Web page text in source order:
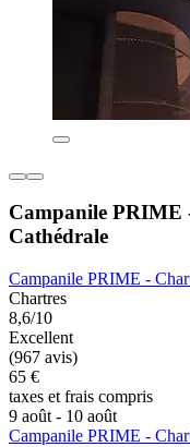
Campanile PRIME
Cathédrale
Campanile PRIME -
Chartres
8,6/10
Excellent
(967 avis)
65 €
taxes et frais compris
9 août - 10 août
Campanile PRIME -